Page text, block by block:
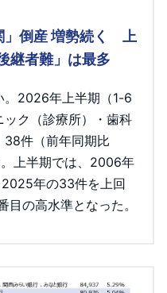
」倒産 増勢続く 上
継者難」は最多
。2026年上半期（1-6
ク（診療所）・歯科
38件（前年同期比
上半期では、2006年
年の33件を上回
の高水準となった。